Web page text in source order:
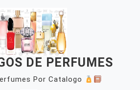
DE PERFUMES
Por Catalogo